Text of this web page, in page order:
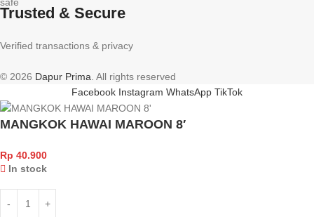
Trusted & Secure
Verified transactions & privacy
© 2026 Dapur Prima . All rights reserved
Facebook Instagram WhatsApp TikTok
MANGKOK HAWAI MAROON 8′
Rp 40.900
In stock